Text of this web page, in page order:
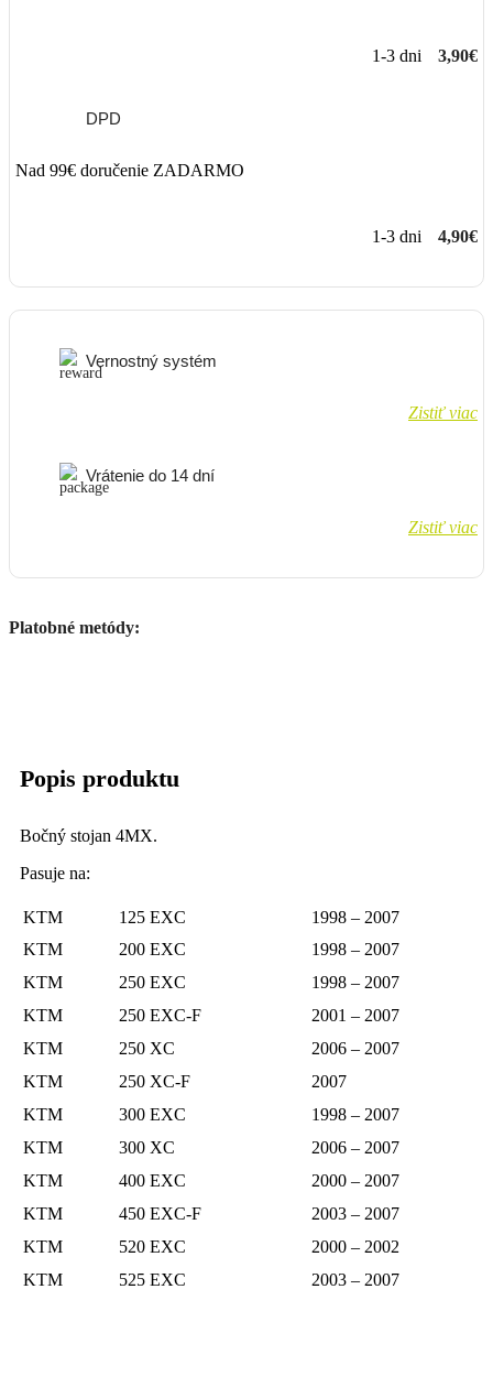
1-3 dni 3,90€
DPD
Nad 99€ doručenie ZADARMO
1-3 dni 4,90€
Vernostný systém
Zistiť viac
Vrátenie do 14 dní
Zistiť viac
Platobné metódy:
Popis produktu
Bočný stojan 4MX.
Pasuje na:
KTM 125 EXC
1998 – 2007
KTM
200 EXC
1998 – 2007
KTM
250 EXC
1998 – 2007
KTM
250 EXC-F
2001 – 2007
KTM
250 XC
2006 – 2007
KTM
250 XC-F
2007
KTM
300 EXC
1998 – 2007
KTM
300 XC
2006 – 2007
KTM
400 EXC
2000 – 2007
KTM
450 EXC-F
2003 – 2007
KTM
520 EXC
2000 – 2002
KTM
525 EXC 2003 – 2007